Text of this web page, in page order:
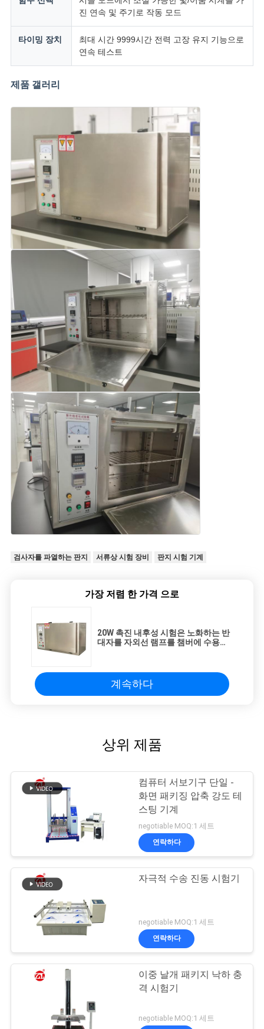
진 연속 및 주기로 작동 모드
타이밍 장치
최대 시간 9999시간 전력 고장 유지 기능으로
연속 테스트
제품 갤러리
검사자를 파열하는 판지 서류상 시험 장비 판지 시험 기계
가장 저렴 한 가격 으로
20W 촉진 내후성 시험은 노화하는 반
대자를 자외선 램프를 챔버에 수용합
계속하다
상위 제품
컴퓨터 서보기구 단일 -
화면 패키징 압축 강도 테
스팅 기계
negotiable MOQ:1 세트
연락하다
자극적 수송 진동 시험기
negotiable MOQ:1 세트
연락하다
이중 날개 패키지 낙하 충
격 시험기
negotiable MOQ:1 세트